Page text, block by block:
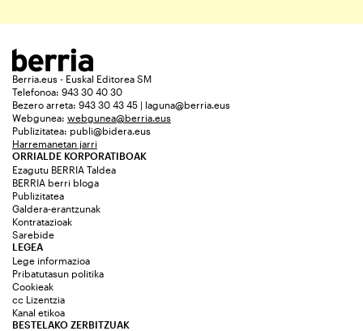
Berria.eus - Euskal Editorea SM
Telefonoa: 943 30 40 30
Bezero arreta: 943 30 43 45 | laguna@berria.eus
Webgunea: webgunea@berria.eus
Publizitatea: publi@bidera.eus
Harremanetan jarri
ORRIALDE KORPORATIBOAK
Ezagutu BERRIA Taldea
BERRIA berri bloga
Publizitatea
Galdera-erantzunak
Kontratazioak
Sarebide
LEGEA
Lege informazioa
Pribatutasun politika
Cookieak
cc Lizentzia
Kanal etikoa
BESTELAKO ZERBITZUAK